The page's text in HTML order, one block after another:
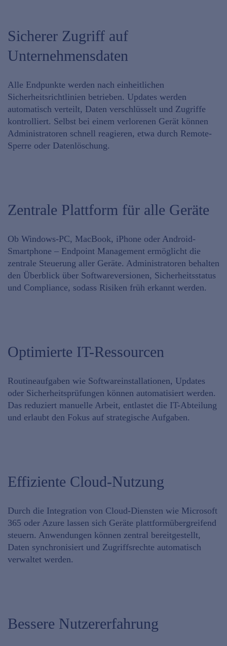
Sicherer Zugriff auf
Unternehmensdaten
Alle Endpunkte werden nach einheitlichen
Sicherheitsrichtlinien betrieben. Updates werden
automatisch verteilt, Daten verschlüsselt und Zugriffe
kontrolliert. Selbst bei einem verlorenen Gerät können
Administratoren schnell reagieren, etwa durch Remote-
Sperre oder Datenlöschung.
Zentrale Plattform für alle Geräte
Ob Windows-PC, MacBook, iPhone oder Android-
Smartphone – Endpoint Management ermöglicht die
zentrale Steuerung aller Geräte. Administratoren behalten
den Überblick über Softwareversionen, Sicherheitsstatus
und Compliance, sodass Risiken früh erkannt werden.
Optimierte IT-Ressourcen
Routineaufgaben wie Softwareinstallationen, Updates
oder Sicherheitsprüfungen können automatisiert werden.
Das reduziert manuelle Arbeit, entlastet die IT-Abteilung
und erlaubt den Fokus auf strategische Aufgaben.
Effiziente Cloud-Nutzung
Durch die Integration von Cloud-Diensten wie Microsoft
365 oder Azure lassen sich Geräte plattformübergreifend
steuern. Anwendungen können zentral bereitgestellt,
Daten synchronisiert und Zugriffsrechte automatisch
verwaltet werden.
Bessere Nutzererfahrung